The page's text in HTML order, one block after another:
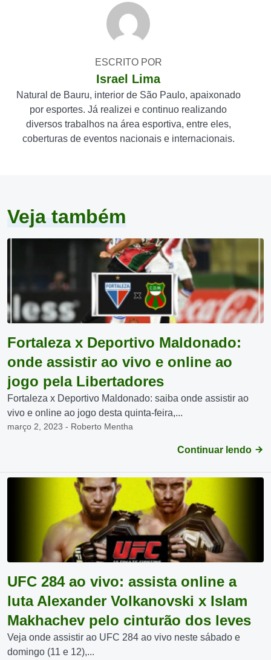
ESCRITO POR
Israel Lima
Natural de Bauru, interior de São Paulo, apaixonado
por esportes. Já realizei e continuo realizando
diversos trabalhos na área esportiva, entre eles,
coberturas de eventos nacionais e internacionais.
Veja também
Fortaleza x Deportivo Maldonado:
onde assistir ao vivo e online ao
jogo pela Libertadores
Fortaleza x Deportivo Maldonado: saiba onde assistir ao
vivo e online ao jogo desta quinta-feira,...
março 2, 2023 - Roberto Mentha
Continuar lendo
UFC 284 ao vivo: assista online a
luta Alexander Volkanovski x Islam
Makhachev pelo cinturão dos leves
Veja onde assistir ao UFC 284 ao vivo neste sábado e
domingo (11 e 12),...